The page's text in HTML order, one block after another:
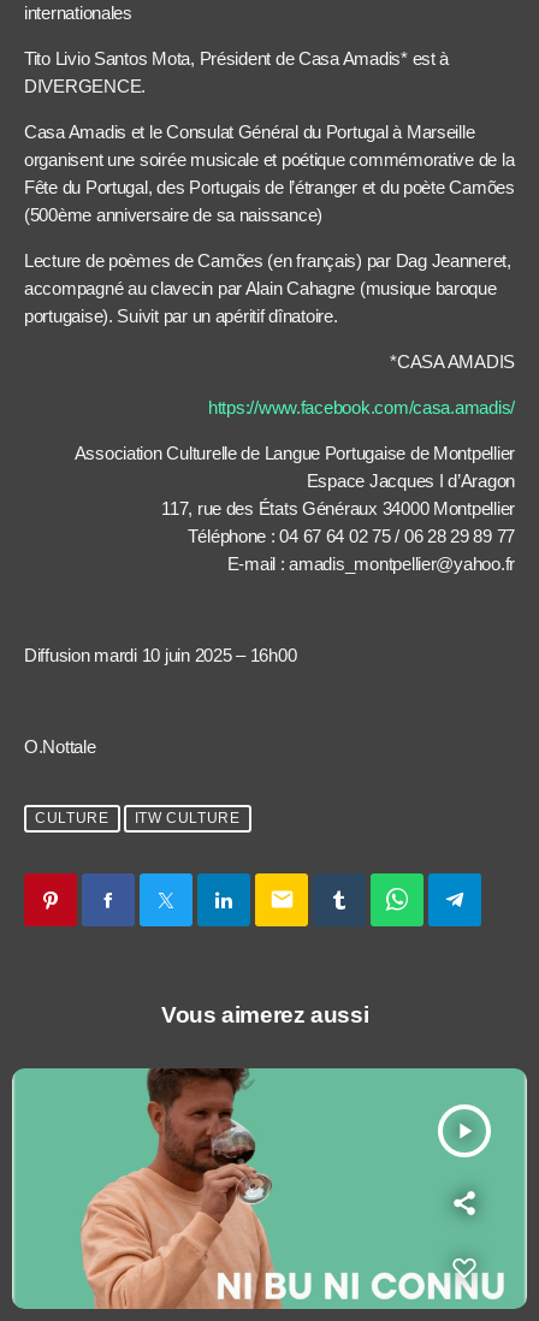
internationales
Tito Livio Santos Mota, Président de Casa Amadis* est à
DIVERGENCE.
Casa Amadis et le Consulat Général du Portugal à Marseille
organisent une soirée musicale et poétique commémorative de la
Fête du Portugal, des Portugais de l’étranger et du poète Camões
(500ème anniversaire de sa naissance)
Lecture de poèmes de Camões (en français) par Dag Jeanneret,
accompagné au clavecin par Alain Cahagne (musique baroque
portugaise). Suivit par un apéritif dînatoire.
*CASA AMADIS
https://www.facebook.com/casa.amadis/
Association Culturelle de Langue Portugaise de Montpellier
Espace Jacques I d’Aragon
117, rue des États Généraux 34000 Montpellier
Téléphone : 04 67 64 02 75 / 06 28 29 89 77
E-mail : amadis_montpellier@yahoo.fr
Diffusion mardi 10 juin 2025 – 16h00
O.Nottale
CULTURE ITW CULTURE
email
Vous aimerez aussi
play_arrow